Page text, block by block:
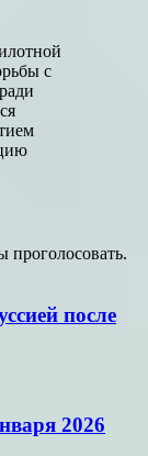
с
проголосовать.
после
2026